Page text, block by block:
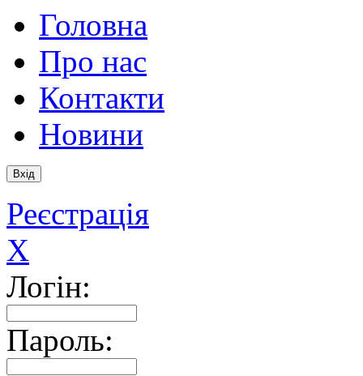
Головна
Про нас
Контакти
Новини
Реєстрація
X
Логін:
Пароль: